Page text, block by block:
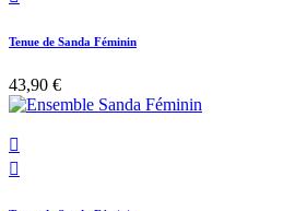
Tenue de Sanda Féminin
43,90 €

